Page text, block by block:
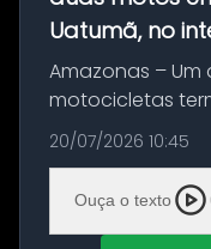
Uatumã, no
Amazonas –
motocicletas
Figueiredo de
de São
Amazonas. A
20/07/2026 10:45
Ouça o texto